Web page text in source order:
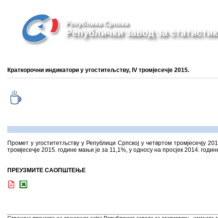
Република Српска
Републички завод за
Краткорочни индикатори у угоститељству, IV тромјесечје 2015.
Промет у угоститетљству у Републици Српској у четвртом тромјесечју
тромјесечјe 2015. године мањи је за 11,1%, у односу на просјек 2014.
ПРЕУЗМИТЕ САОПШТЕЊЕ